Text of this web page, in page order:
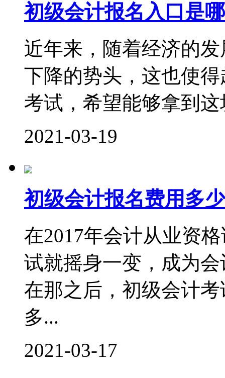
初级会计报名入口是
近年来，随着经济的
下降的势头，这也使
考试，希望能够拿到
2021-03-19
初级会计报名费用多
在2017年会计从业资
试就摇身一变，成为
在那之后，初级会计
多...
2021-03-17